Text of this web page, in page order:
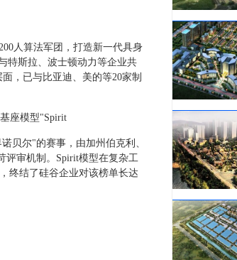
人算法军团，打造新一代具身
特斯拉、波士顿动力等企业共
，已与比亚迪、美的等20家制
座模型"Spirit
贝尔"的赛事，由加州伯克利、
评审机制。Spirit模型在复杂工
终结了硅谷企业对该榜单长达